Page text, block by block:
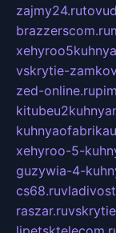
zajmy24.ru
brazzerscom.ru
vskrytie-
zed-online.ru
xehyroo-5-
guzywia-4-
cs68.ru
raszar.ru